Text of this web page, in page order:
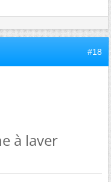
#18
à laver